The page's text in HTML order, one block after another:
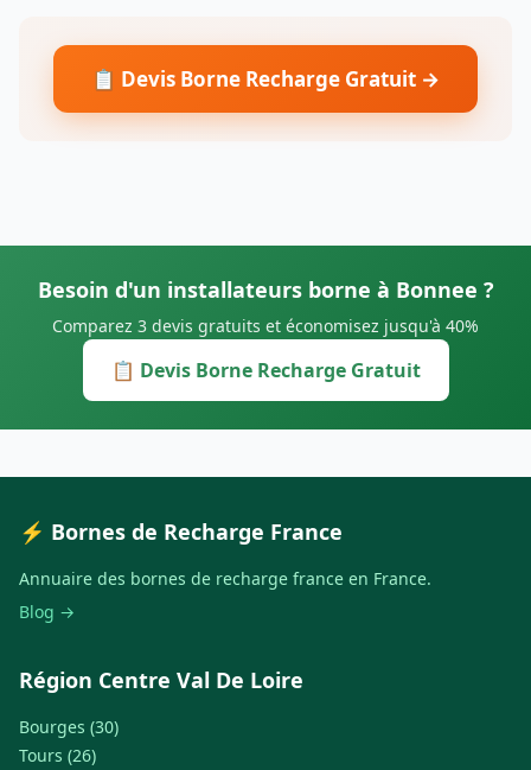
📋 Devis Borne Recharge Gratuit →
Besoin d'un installateurs borne à Bonnee ?
Comparez 3 devis gratuits et économisez jusqu'à 40%
📋 Devis Borne Recharge Gratuit
⚡ Bornes de Recharge France
Annuaire des bornes de recharge france en France.
Blog →
Région Centre Val De Loire
Bourges (30)
Tours (26)